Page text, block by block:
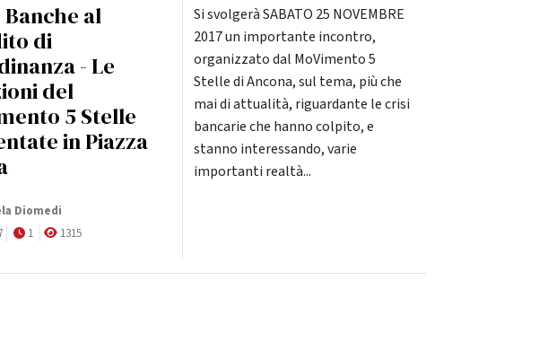
al
di
- Le
del
5 Stelle
in Piazza
Diomedi
1 1315
Si svolgerà SABATO 25 NOVEMBRE
2017 un importante incontro,
organizzato dal MoVimento 5
Stelle di Ancona, sul tema, più che
mai di attualità, riguardante le crisi
bancarie che hanno colpito, e
stanno interessando, varie
importanti realtà...